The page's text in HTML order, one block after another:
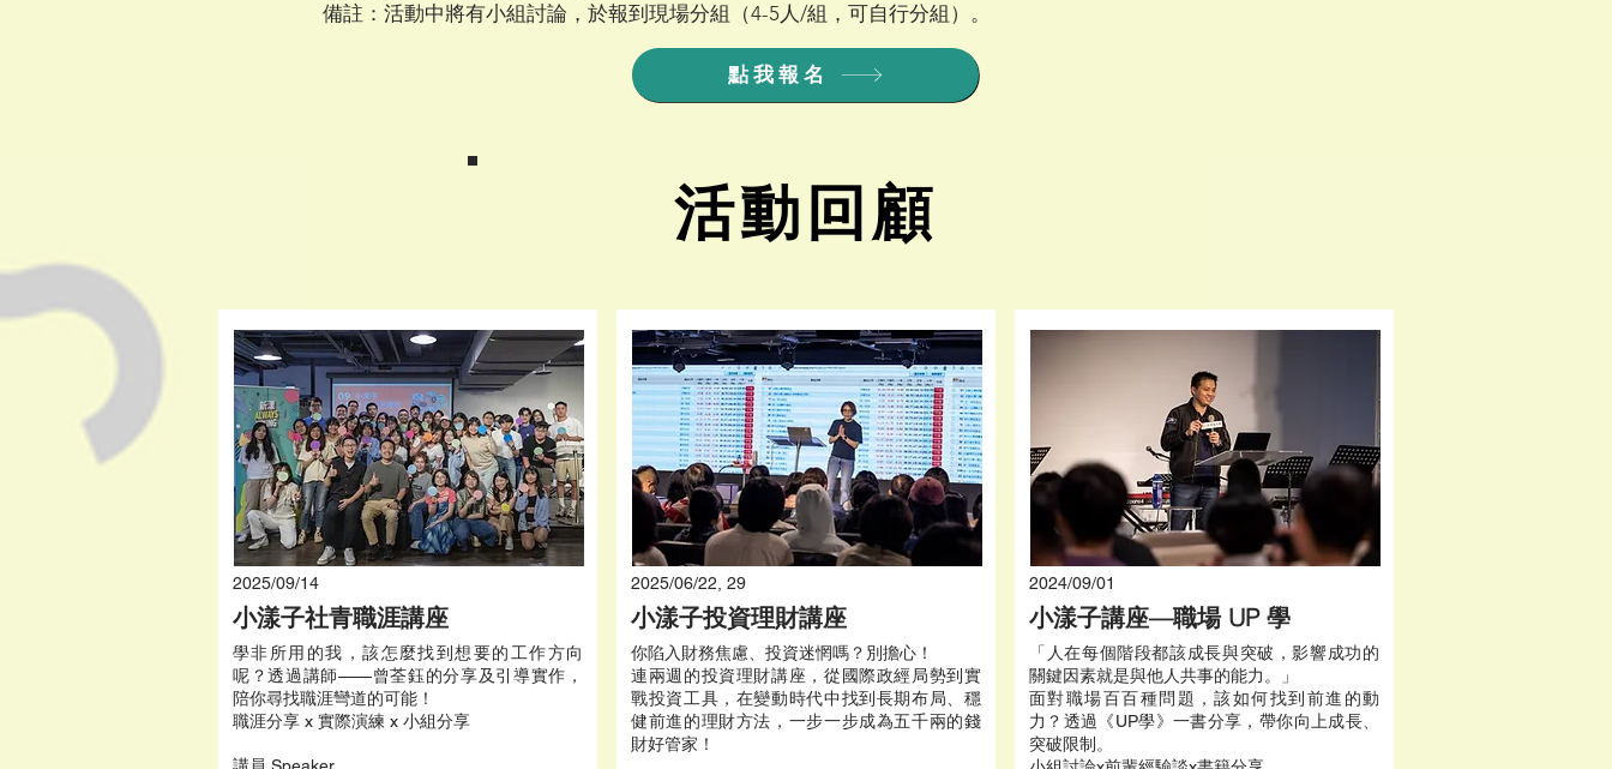
備註：活動中將有小組討論，於報到現場分組（4-5人/組，可自行分組）。
點我報名
活動回顧
2025/09/14
小漾子社青職涯講座
學非所用的我，該怎麼找到想要的工作方向
呢？透過講師——曾荃鈺的分享及引導實作，
陪你尋找職涯彎道的可能！
職涯分享 x 實際演練 x 小組分享
2025/06/22, 29
小漾子投資理財講座
你陷入財務焦慮、投資迷惘嗎？別擔心！
連兩週的投資理財講座，從國際政經局勢到實
戰投資工具，在變動時代中找到長期布局、穩
健前進的理財方法，一步一步成為五千兩的錢
財好管家！
2024/09/01
小漾子講座—職場 UP 學
「人在每個階段都該成長與突破，影響成功的
關鍵因素就是與他人共事的能力。」
面對職場百百種問題，該如何找到前進的動
力？透過《UP學》一書分享，帶你向上成長、
突破限制。​